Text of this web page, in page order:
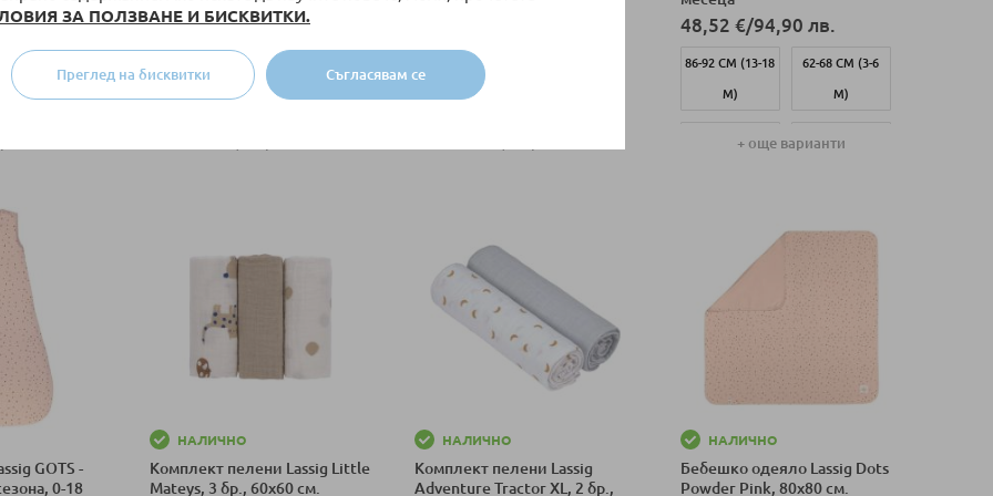
ЗА ПОЛЗВАНЕ И БИСКВИТКИ.
Съгласявам се
Преглед на бисквитки
лв.
74-80 СМ (7-12
30,63 €/59,91 лв.
86-92 СМ (13-18 86-92 СМ (13-18
М)
48,52 €/94,90 лв.
86-92 СМ (13-18
М)
62-68 СМ (3-6
М)
74-80 СМ (7-12 50-56 СМ (0-2
+ още варианти
GOTS -
0-18
НАЛИЧНО
Комплект пелени Lassig Little
Mateys, 3 бр., 60х60 см.
НАЛИЧНО
Комплект пелени Lassig
Adventure Tractor XL, 2 бр.,
НАЛИЧНО
Бебешко одеяло Lassig Dots
Powder Pink, 80x80 см.